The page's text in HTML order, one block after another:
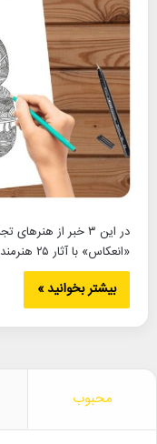
در این ۳ خبر از
«انعکاس» با آثار ۲۵ هنرمند، تجلیل از شهدای…
بیشتر بخوانید »
محبوب